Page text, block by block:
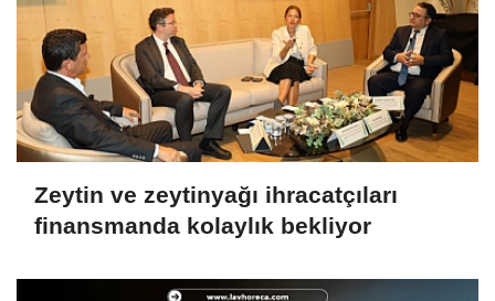
Zeytin ve zeytinyağı ihracatçıları
finansmanda kolaylık bekliyor